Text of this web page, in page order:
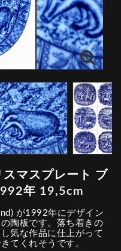
マスプレート ブ
年 19,5cm
が1992年にデザイン
陶板です。落ち着きの
気な作品に仕上がって
てくれそうです。